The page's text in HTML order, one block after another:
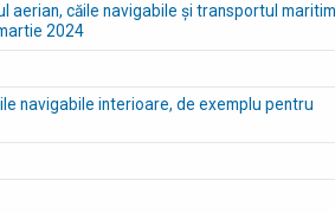
aerian, căile navigabile și transportul
2024
navigabile interioare, de exemplu pentru